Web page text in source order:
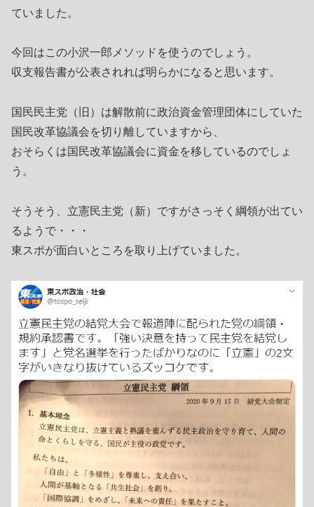
ていました。
今回はこの小沢一郎メソッドを使うのでしょう。
収支報告書が公表されれば明らかになると思います。
国民民主党（旧）は解散前に政治資金管理団体にしていた
国民改革協議会を切り離していますから、
おそらくは国民改革協議会に資金を移しているのでしょ
う。
そうそう、立憲民主党（新）ですがさっそく綱領が出てい
るようで・・・
東スポが面白いところを取り上げていました。